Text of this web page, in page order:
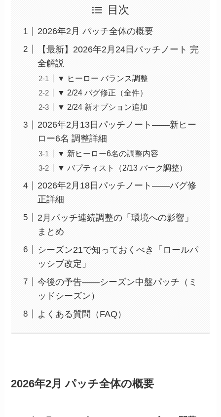
目次
2026年2月 パッチ全体の概要
【最新】2026年2月24日パッチノート 完
全解説
▼ ヒーロー バランス調整
▼ 2/24 バグ修正（全件）
▼ 2/24 新オプション追加
2026年2月13日パッチノート——新ヒー
ロー6名 調整詳細
▼ 新ヒーロー6名の調整内容
▼ バプティスト（2/13 パーク調整）
2026年2月18日パッチノート——バグ修
正詳細
2月パッチ連続調整の「環境への影響」
まとめ
シーズン21で知っておくべき「ロールパ
ッシブ改定」
今後の予告——シーズン中盤パッチ（ミ
ッドシーズン）
よくある質問（FAQ）
2026年2月 パッチ全体の概要